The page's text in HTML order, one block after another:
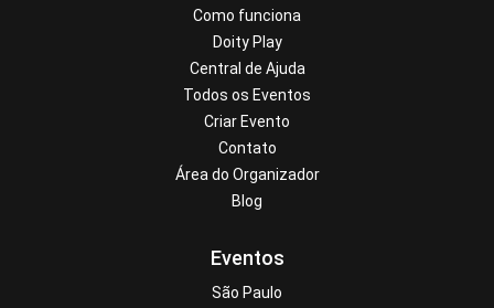
Como funciona
Doity Play
Central de Ajuda
Todos os Eventos
Criar Evento
Contato
Área do Organizador
Blog
Eventos
São Paulo